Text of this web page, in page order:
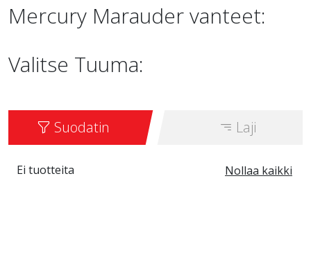
Mercury Marauder vanteet:
Valitse Tuuma:
Suodatin Laji
Nollaa kaikki
Ei tuotteita